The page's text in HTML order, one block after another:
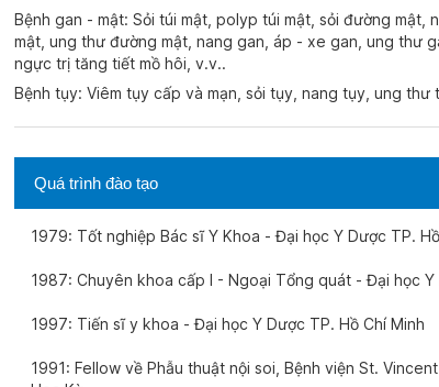
Bệnh gan - mật: Sỏi túi mật, polyp túi mật, sỏi đường mật,
mật, ung thư đường mật, nang gan, áp - xe gan, ung thư
ngực trị tăng tiết mồ hôi, v.v..
Bệnh tụy: Viêm tụy cấp và mạn, sỏi tụy, nang tụy, ung thư
Quá trình đào tạo
1979: Tốt nghiệp Bác sĩ Y Khoa - Đại học Y Dược TP.
1987: Chuyên khoa cấp I - Ngoại Tổng quát - Đại học Y
1997: Tiến sĩ y khoa - Đại học Y Dược TP. Hồ Chí Minh
1991: Fellow về Phẫu thuật nội soi, Bệnh viện St.